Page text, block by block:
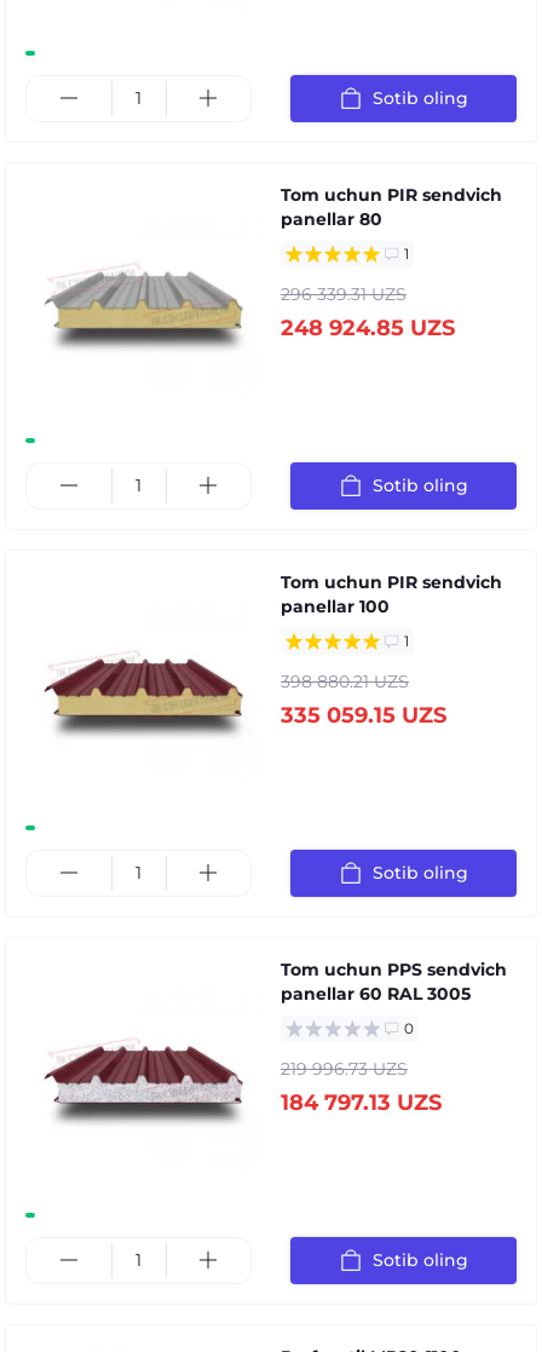
Sotib oling
Tom uchun PIR sendvich
panellar 80
1
296 339.31 UZS
248 924.85 UZS
Sotib oling
Tom uchun PIR sendvich
panellar 100
1
398 880.21 UZS
335 059.15 UZS
Sotib oling
Tom uchun PPS sendvich
panellar 60 RAL 3005
0
219 996.73 UZS
184 797.13 UZS
Sotib oling